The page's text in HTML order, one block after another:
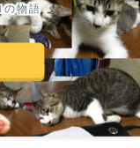
の物語